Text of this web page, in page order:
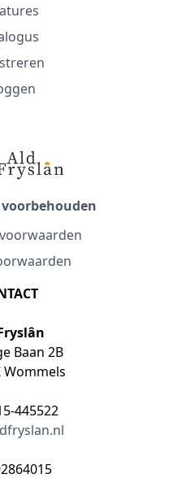
Baan 2B
Wommels
445522